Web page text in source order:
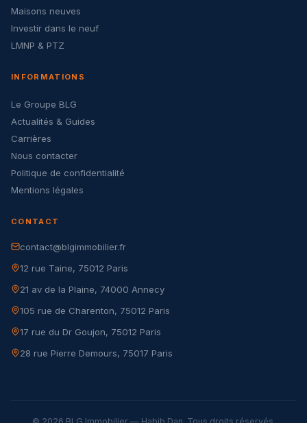
Maisons neuves
Investir dans le neuf
LMNP & PTZ
INFORMATIONS
Le Groupe BLG
Actualités & Guides
Carrières
Nous contacter
Politique de confidentialité
Mentions légales
CONTACT
contact@blgimmobilier.fr
12 rue Taine, 75012 Paris
21 av de la Plaine, 74000 Annecy
105 rue de Charenton, 75012 Paris
17 rue du Dr Goujon, 75012 Paris
28 rue Pierre Demours, 75017 Paris